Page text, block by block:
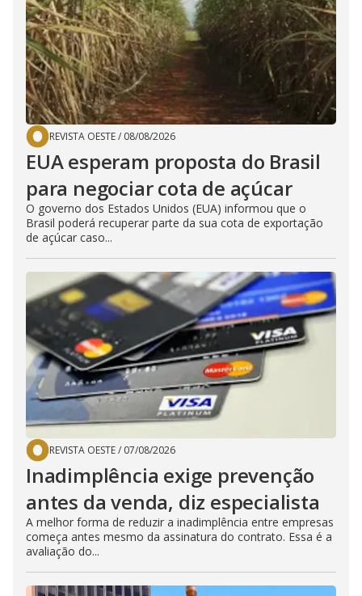
REVISTA OESTE/ 08/08/2026
EUA esperam proposta do Brasil
para negociar cota de açúcar
O governo dos Estados Unidos (EUA) informou que o
Brasil poderá recuperar parte da sua cota de exportação
de açúcar caso...
REVISTA OESTE/ 07/08/2026
Inadimplência exige prevenção
antes da venda, diz especialista
A melhor forma de reduzir a inadimplência entre empresas
começa antes mesmo da assinatura do contrato. Essa é a
avaliação do...